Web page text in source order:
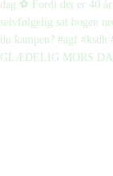
GLÆDELIG MORS